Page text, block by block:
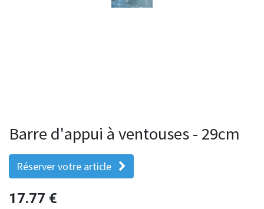
Barre d'appui à ventouses - 29cm
Réserver votre article
17.77 €